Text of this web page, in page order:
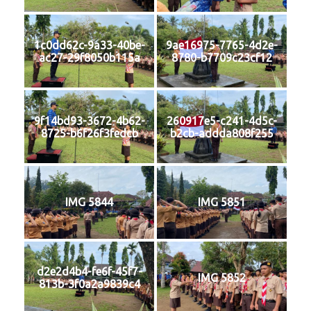
1c0dd62c-9a33-40be-
ac27-29f8050b115a
9ae16975-7765-4d2e-
8780-b7709c23cf12
9f14bd93-3672-4b62-
8725-b6f26f3fedcb
260917e5-c241-4d5c-
b2cb-addda808f255
IMG 5844 IMG 5851
d2e2d4b4-fe6f-45f7-
813b-3f0a2a9839c4
IMG 5852